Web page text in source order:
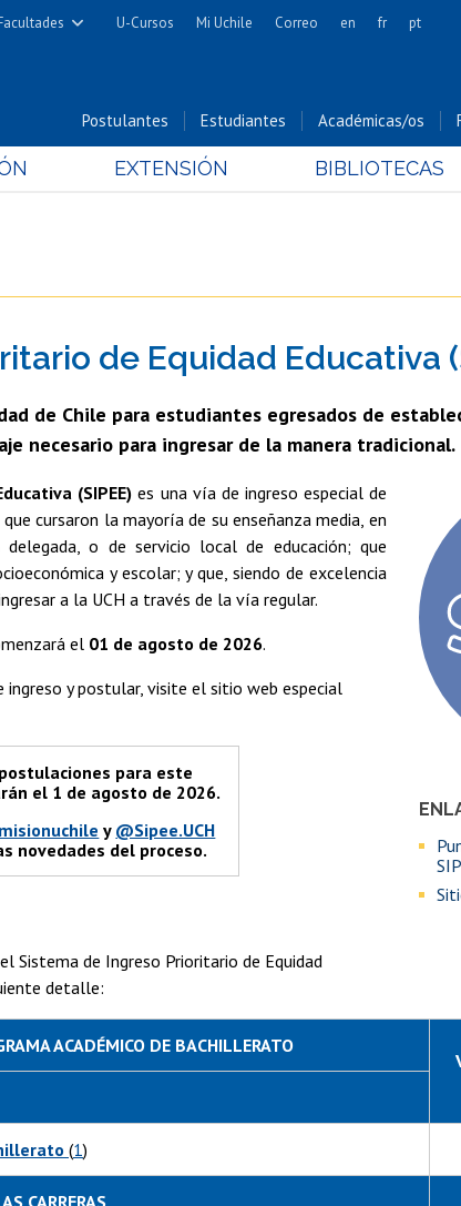
Cs. Físicas y Matemáticas
Cs. Forestales y Conservación
Cs. Químicas y Farmacéuticas
Cs. Sociales
Estudios Avanzados en Educación
Estudios Internacionales
Alimentos
Hospital Clínico
U-Cursos Mi Uchile Correo en fr pt
Postulantes Estudiantes Académicas/os
EXTENSIÓN BIBLIOTECAS
de Equidad Educativa
de Chile para estudiantes egresados de
necesario para ingresar de la manera tradicional.
(SIPEE)es una vía de ingreso especial de
cursaron la mayoría de su enseñanza media, en
o de servicio local de educación; que
y escolar; y que, siendo de excelencia
a la UCH a través de la vía regular.
el 01 de agosto de 2026.
y postular, visite el sitio web especial
para este
el 1 de agosto de 2026.
y @Sipee.UCH
novedades del proceso.
Sistema de Ingreso Prioritario de Equidad
detalle:
ACADÉMICO DE BACHILLERATO
(1)